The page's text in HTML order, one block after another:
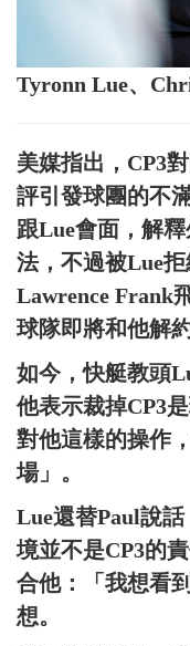
Tyronn Lue、
美媒指出，CP3
評引發球團的不
跟Lue會面，解
法，不過被Lue
Lawrence Frank
球隊即將和他解
如今，快艇教頭
他表示裁掉CP3
對他這樣的操作
場」。
Lue還替Paul說
境並不是CP3的
合他：「我想看
想。